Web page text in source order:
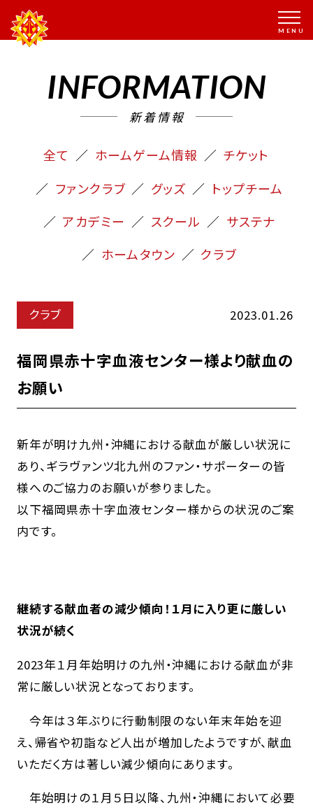
INFORMATION
新着情報
全て ホームゲーム情報
チケット
ファンクラブ
グッズ
トップチーム
アカデミー
スクール
サステナ
ホームタウン
クラブ
クラブ 2023.01.26
福岡県赤十字血液センター様より献血の
お願い
新年が明け九州・沖縄における献血が厳しい状況に
あり、ギラヴァンツ北九州のファン・サポーターの皆
様へのご協力のお願いが参りました。
以下福岡県赤十字血液センター様からの状況のご案
内です。
継続する献血者の減少傾向！１月に入り更に厳しい
状況が続く
2023年１月年始明けの九州・沖縄における献血が非
常に厳しい状況となっております。
今年は３年ぶりに行動制限のない年末年始を迎
え、帰省や初詣など人出が増加したようですが、献血
いただく方は著しい減少傾向にあります。
年始明けの１月５日以降、九州・沖縄において必要